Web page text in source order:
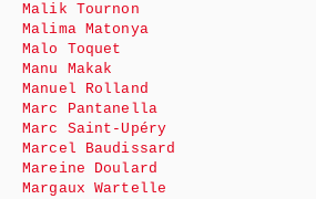
Malik Tournon
Malima Matonya
Malo Toquet
Manu Makak
Manuel Rolland
Marc Pantanella
Marc Saint-Upéry
Marcel Baudissard
Mareine Doulard
Margaux Wartelle